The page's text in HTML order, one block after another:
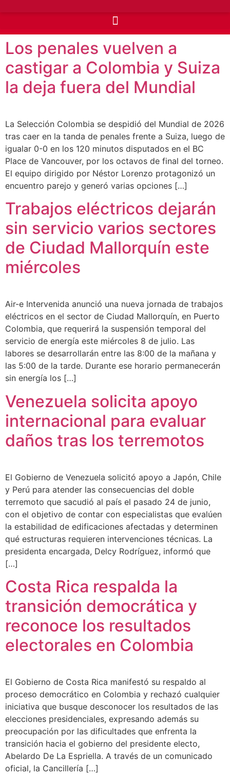
Los penales vuelven a
castigar a Colombia y Suiza
la deja fuera del Mundial
La Selección Colombia se despidió del Mundial de 2026
tras caer en la tanda de penales frente a Suiza, luego de
igualar 0-0 en los 120 minutos disputados en el BC
Place de Vancouver, por los octavos de final del torneo.
El equipo dirigido por Néstor Lorenzo protagonizó un
encuentro parejo y generó varias opciones […]
Trabajos eléctricos dejarán
sin servicio varios sectores
de Ciudad Mallorquín este
miércoles
Air-e Intervenida anunció una nueva jornada de trabajos
eléctricos en el sector de Ciudad Mallorquín, en Puerto
Colombia, que requerirá la suspensión temporal del
servicio de energía este miércoles 8 de julio. Las
labores se desarrollarán entre las 8:00 de la mañana y
las 5:00 de la tarde. Durante ese horario permanecerán
sin energía los […]
Venezuela solicita apoyo
internacional para evaluar
daños tras los terremotos
El Gobierno de Venezuela solicitó apoyo a Japón, Chile
y Perú para atender las consecuencias del doble
terremoto que sacudió al país el pasado 24 de junio,
con el objetivo de contar con especialistas que evalúen
la estabilidad de edificaciones afectadas y determinen
qué estructuras requieren intervenciones técnicas. La
presidenta encargada, Delcy Rodríguez, informó que
[…]
Costa Rica respalda la
transición democrática y
reconoce los resultados
electorales en Colombia
El Gobierno de Costa Rica manifestó su respaldo al
proceso democrático en Colombia y rechazó cualquier
iniciativa que busque desconocer los resultados de las
elecciones presidenciales, expresando además su
preocupación por las dificultades que enfrenta la
transición hacia el gobierno del presidente electo,
Abelardo De La Espriella. A través de un comunicado
oficial, la Cancillería […]